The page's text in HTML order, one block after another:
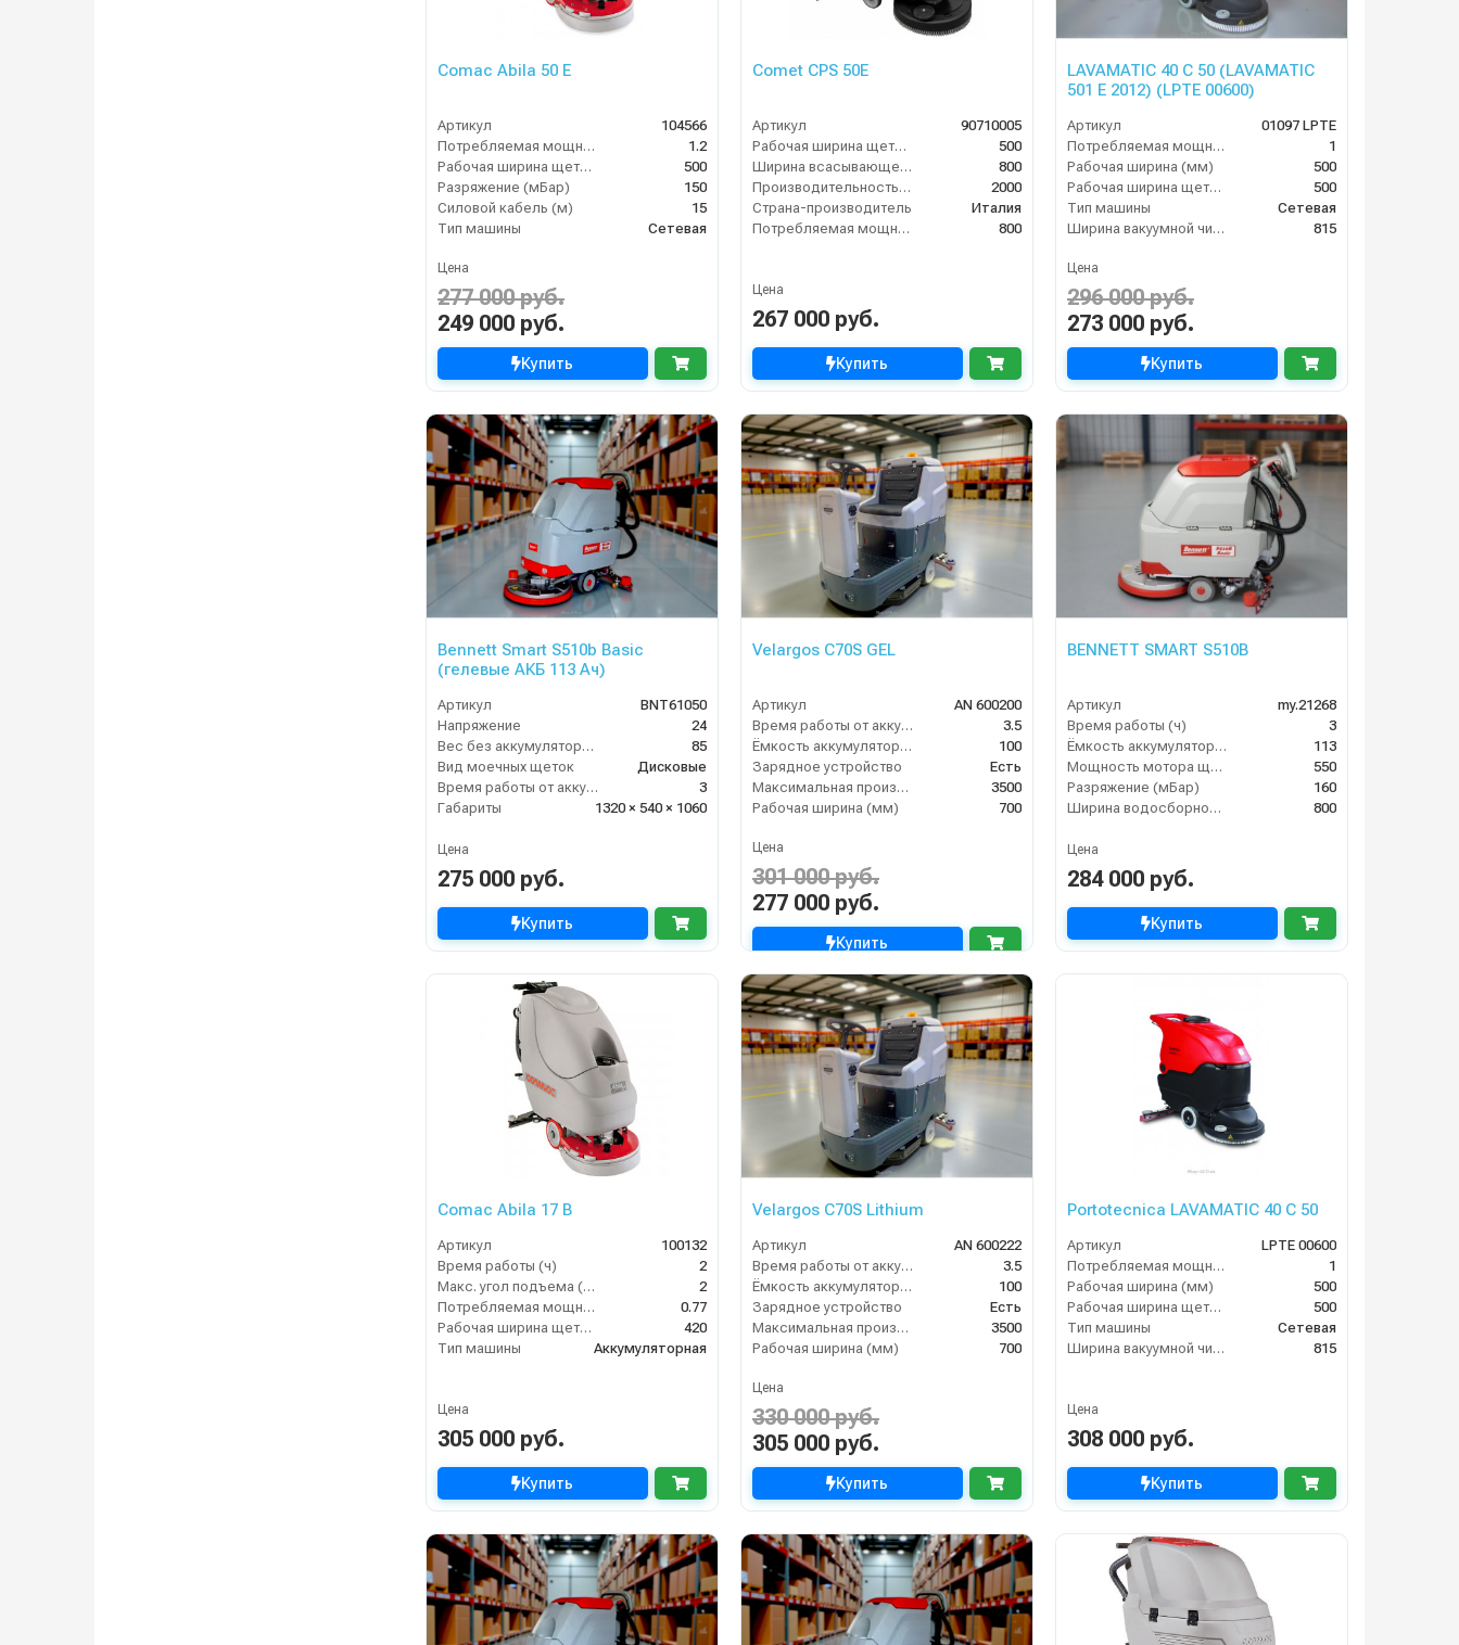
Comac Abila 50 E
Артикул
104566
Потребляемая мощность (кВт)
1.2
Рабочая ширина щеток (мм)
500
Разряжение (мБар)
150
Силовой кабель (м)
15
Тип машины
Сетевая
Цена
277 000 руб.
249 000 руб.
Купить
Comet CPS 50E
Артикул
90710005
Рабочая ширина щеток (мм)
500
Ширина всасывающей балки (мм)
800
Производительность по площади (м2/ч)
2000
Страна-производитель
Италия
Потребляемая мощность (Вт)
800
Цена
267 000 руб.
Купить
LAVAMATIC 40 C 50 (LAVAMATIC
501 E 2012) (LPTE 00600)
Артикул
01097 LPTE
Потребляемая мощность (кВт)
1
Рабочая ширина (мм)
500
Рабочая ширина щеток (мм)
500
Тип машины
Сетевая
Ширина вакуумной чистки (мм)
815
Цена
296 000 руб.
273 000 руб.
Купить
Bennett Smart S510b Basic
(гелевые АКБ 113 Ач)
Артикул
BNT61050
Напряжение
24
Вес без аккумуляторов (кг)
85
Вид моечных щеток
Дисковые
Время работы от аккумуляторов (ч)
3
Габариты
1320 × 540 × 1060
Цена
275 000 руб.
Купить
Velargos C70S GEL
Артикул
AN 600200
Время работы от аккумуляторов (ч)
3.5
Ёмкость аккумулятора (Ач)
100
Зарядное устройство
Есть
Максимальная производительность (кв.м/час)
3500
Рабочая ширина (мм)
700
Цена
301 000 руб.
277 000 руб.
Купить
BENNETT SMART S510B
Артикул
my.21268
Время работы (ч)
3
Ёмкость аккумулятора (Ач)
113
Мощность мотора щеток
550
Разряжение (мБар)
160
Ширина водосборной рейки
800
Цена
284 000 руб.
Купить
Comac Abila 17 B
Артикул
100132
Время работы (ч)
2
Макс. угол подъема (%)
2
Потребляемая мощность (кВт)
0.77
Рабочая ширина щеток (мм)
420
Тип машины
Аккумуляторная
Цена
305 000 руб.
Купить
Velargos C70S Lithium
Артикул
AN 600222
Время работы от аккумуляторов (ч)
3.5
Ёмкость аккумулятора (Ач)
100
Зарядное устройство
Есть
Максимальная производительность (кв.м/час)
3500
Рабочая ширина (мм)
700
Цена
330 000 руб.
305 000 руб.
Купить
Portotecnica LAVAMATIC 40 C 50
Артикул
LPTE 00600
Потребляемая мощность (кВт)
1
Рабочая ширина (мм)
500
Рабочая ширина щеток (мм)
500
Тип машины
Сетевая
Ширина вакуумной чистки (мм)
815
Цена
308 000 руб.
Купить